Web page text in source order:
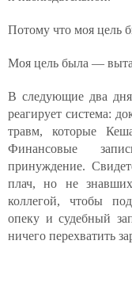
Потому что моя цель
Моя цель была —
В следующие два дня
реагирует система:
травм, которые
Финансовые
принуждение.
плач, но не
коллегой, чтобы
опеку и судебный
ничего перехватить